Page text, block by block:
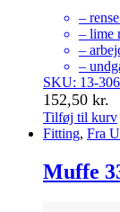
–
– lime
–
–
SKU: 13-
152,50 kr.
Tilføj til kurv
Fitting, Fra
Muffe